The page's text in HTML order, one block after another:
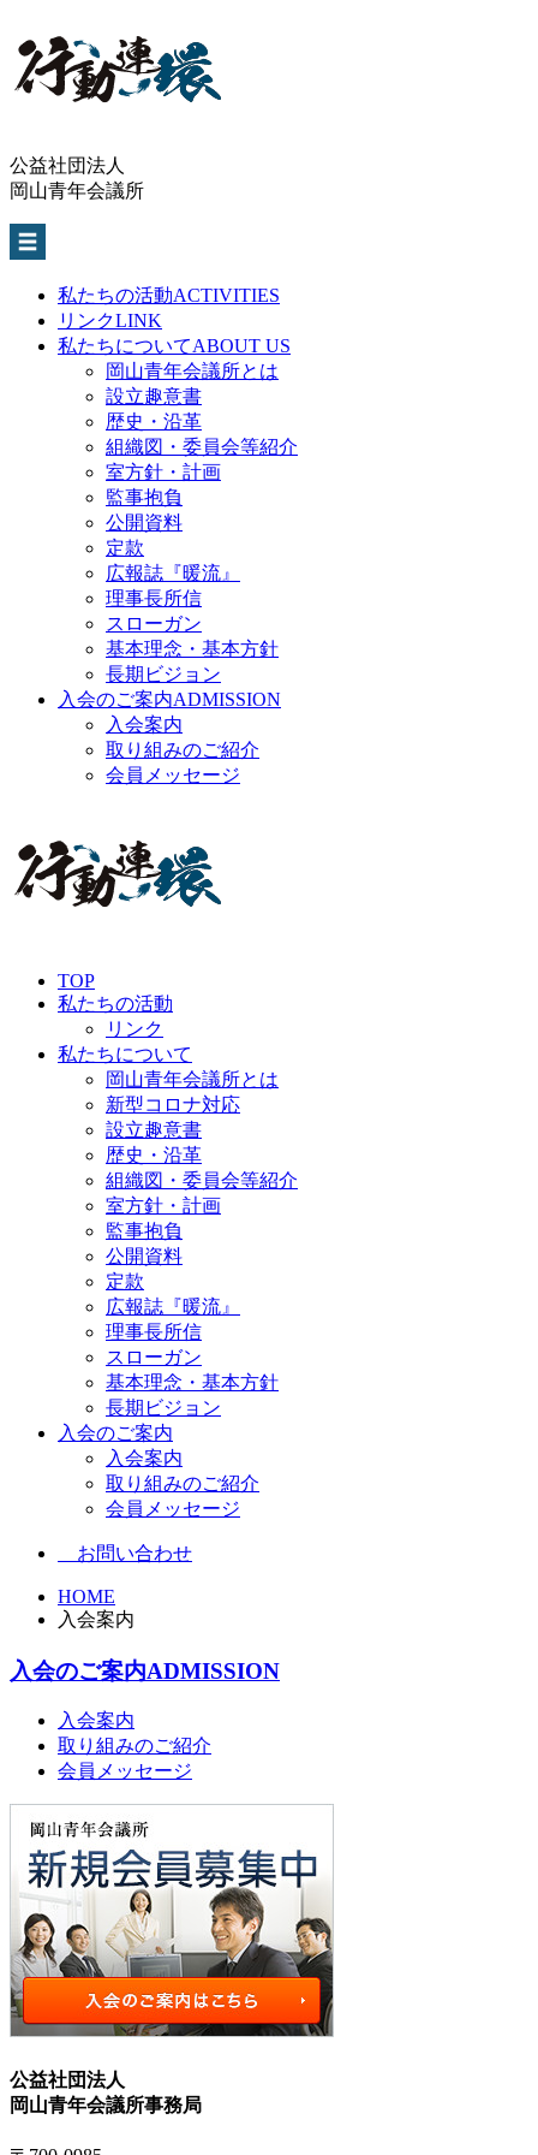
公益社団法人
岡山青年会議所
私たちの活動ACTIVITIES
リンクLINK
私たちについてABOUT US
岡山青年会議所とは
設立趣意書
歴史・沿革
組織図・委員会等紹介
室方針・計画
監事抱負
公開資料
定款
広報誌『暖流』
理事長所信
スローガン
基本理念・基本方針
長期ビジョン
入会のご案内ADMISSION
入会案内
取り組みのご紹介
会員メッセージ
TOP
私たちの活動
リンク
私たちについて
岡山青年会議所とは
新型コロナ対応
設立趣意書
歴史・沿革
組織図・委員会等紹介
室方針・計画
監事抱負
公開資料
定款
広報誌『暖流』
理事長所信
スローガン
基本理念・基本方針
長期ビジョン
入会のご案内
入会案内
取り組みのご紹介
会員メッセージ
お問い合わせ
HOME
入会案内
入会のご案内ADMISSION
入会案内
取り組みのご紹介
会員メッセージ
公益社団法人
岡山青年会議所事務局